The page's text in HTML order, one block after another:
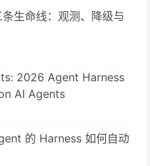
生命线：观测、降级与
2026 Agent Harness
AI Agents
的 Harness 如何自动